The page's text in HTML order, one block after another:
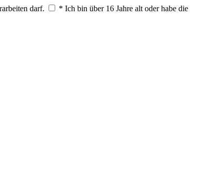
darf.
* Ich bin über 16 Jahre alt oder habe die